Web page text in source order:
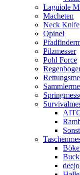
Laguiole
Macheten
Neck Knife
Opinel
Pilzmesser
Pohl Force
deejo